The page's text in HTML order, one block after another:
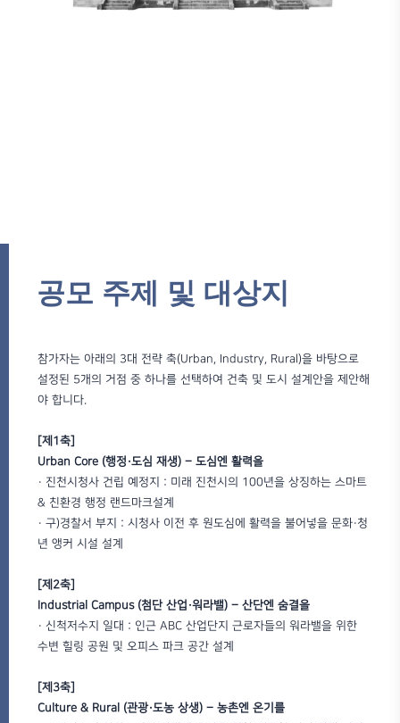
공모 주제 및 대상지
참가자는 아래의 3대 전략 축(Urban, Industry, Rural)을 바탕으로
설정된 5개의 거점 중 하나를 선택하여 건축 및 도시 설계안을 제안해
야 합니다.
[제1축]
Urban Core (행정·도심 재생) – 도심엔 활력을
· 진천시청사 건립 예정지 : 미래 진천시의 100년을 상징하는 스마트
& 친환경 행정 랜드마크설계
· 구)경찰서 부지 : 시청사 이전 후 원도심에 활력을 불어넣을 문화·청
년 앵커 시설 설계
[제2축]
Industrial Campus (첨단 산업·워라밸) – 산단엔 숨결을
· 신척저수지 일대 : 인근 ABC 산업단지 근로자들의 워라밸을 위한
수변 힐링 공원 및 오피스 파크 공간 설계
[제3축]
Culture & Rural (관광·도농 상생) – 농촌엔 온기를